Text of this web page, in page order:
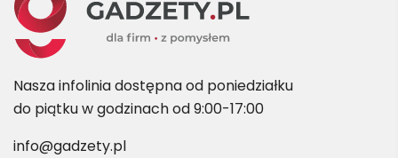
Nasza infolinia dostępna od poniedziałku
do piątku w godzinach od 9:00-17:00
info@gadzety.pl